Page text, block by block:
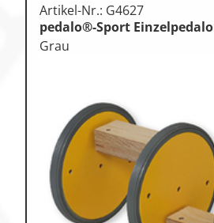
Artikel-Nr.: G4627
pedalo®-Sport Einzelpedalo
Grau